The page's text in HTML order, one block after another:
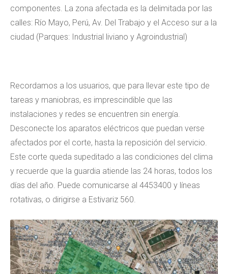
componentes. La zona afectada es la delimitada por las
calles: Río Mayo, Perú, Av. Del Trabajo y el Acceso sur a la
ciudad (Parques: Industrial liviano y Agroindustrial)
Recordamos a los usuarios, que para llevar este tipo de
tareas y maniobras, es imprescindible que las
instalaciones y redes se encuentren sin energía.
Desconecte los aparatos eléctricos que puedan verse
afectados por el corte, hasta la reposición del servicio.
Este corte queda supeditado a las condiciones del clima
y recuerde que la guardia atiende las 24 horas, todos los
días del año. Puede comunicarse al 4453400 y líneas
rotativas, o dirigirse a Estivariz 560.